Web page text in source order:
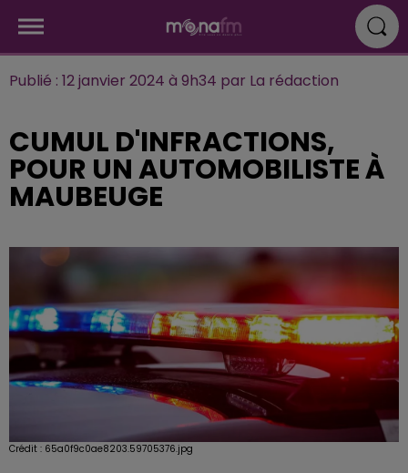
Publié : 12 janvier 2024 à 9h34 par La rédaction
CUMUL D'INFRACTIONS,
POUR UN AUTOMOBILISTE À
MAUBEUGE
Crédit : 65a0f9c0ae8203.59705376.jpg